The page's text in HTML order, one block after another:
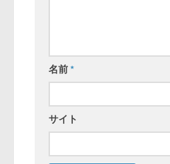
名前*
サイト